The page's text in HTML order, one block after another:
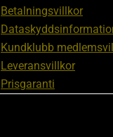
Betalningsvillkor
Kundklubb
Leveransvillkor
Prisgaranti